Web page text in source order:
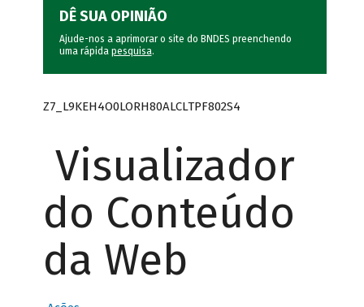
DÊ SUA OPINIÃO
Ajude-nos a aprimorar o site do BNDES preenchendo
uma rápida pesquisa.
Z7_L9KEH4O0LORH80ALCLTPF802S4
Visualizador
do Conteúdo
da Web